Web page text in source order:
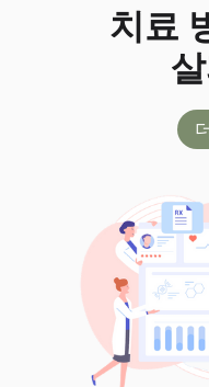
치료